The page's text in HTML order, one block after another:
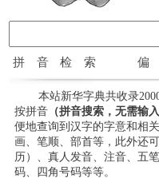
拼音检索
本站新华字典共收录
按拼音（拼音搜索，无需输入
便地查询到汉字的字意和相
画、笔顺、部首等，此外还
历）、真人发音、注音、五
码、四角号码等等。